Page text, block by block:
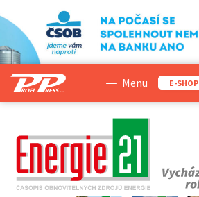
Menu E-SHOP